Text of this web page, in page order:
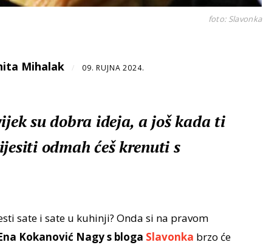
foto: Slavonka
Mihalak / 09. RUJNA 2024.
su dobra ideja, a još kada ti
odmah ćeš krenuti s
sate i sate u kuhinji? Onda si na pravom
Kokanović Nagy s bloga Slavonka brzo će